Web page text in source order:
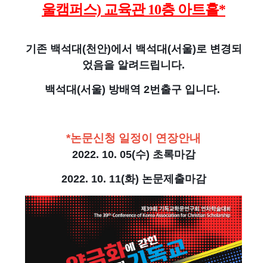
울캠퍼스) 교육관 10층 아트홀*
기존 백석대(천안)에서 백석대(서울)로 변경되
었음을 알려드립니다.
백석대(서울) 방배역 2번출구 입니다.
*논문신청 일정이 연장안내
2022. 10. 05(수) 초록마감
2022. 10. 11(화) 논문제출마감